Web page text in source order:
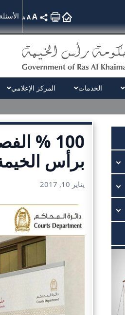
A AA
الخدمات المركز الإعلامي
100 %
برأس
يناير 10, 2017